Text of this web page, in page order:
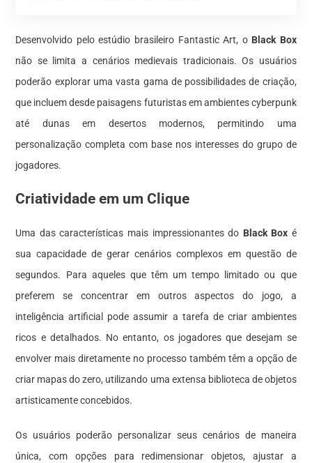
Desenvolvido pelo estúdio brasileiro Fantastic Art, o Black Box
não se limita a cenários medievais tradicionais. Os usuários
poderão explorar uma vasta gama de possibilidades de criação,
que incluem desde paisagens futuristas em ambientes cyberpunk
até dunas em desertos modernos, permitindo uma
personalização completa com base nos interesses do grupo de
jogadores.
Criatividade em um Clique
Uma das características mais impressionantes do Black Box é
sua capacidade de gerar cenários complexos em questão de
segundos. Para aqueles que têm um tempo limitado ou que
preferem se concentrar em outros aspectos do jogo, a
inteligência artificial pode assumir a tarefa de criar ambientes
ricos e detalhados. No entanto, os jogadores que desejam se
envolver mais diretamente no processo também têm a opção de
criar mapas do zero, utilizando uma extensa biblioteca de objetos
artisticamente concebidos.
Os usuários poderão personalizar seus cenários de maneira
única, com opções para redimensionar objetos, ajustar a